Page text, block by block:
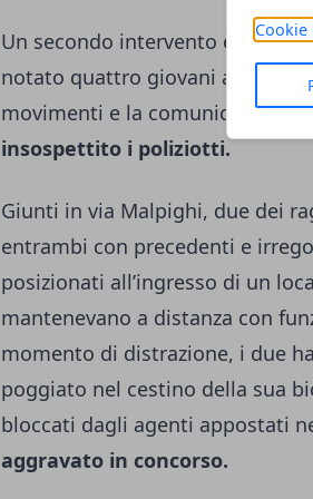
Cookie
Un secondo intervento è
notato quattro giovani a bordo
movimenti e la comunicazione
insospettito i poliziotti.
Giunti in via Malpighi, due dei
entrambi con precedenti e
posizionati all’ingresso di un
mantenevano a distanza con
momento di distrazione, i due
poggiato nel cestino della sua
bloccati dagli agenti appostati
aggravato in concorso.